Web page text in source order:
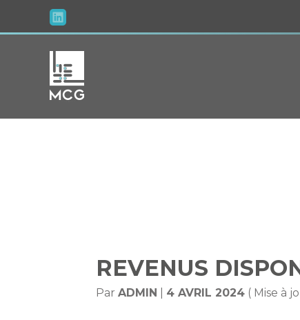
au
REVENUS
ParADMIN 4 AVRIL 2024 ( Mise à